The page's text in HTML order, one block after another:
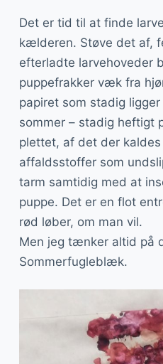
Det er tid til at finde
kælderen. Støve det af,
efterladte larvehoveder
puppefrakker væk fra
papiret som stadig
sommer – stadig heftigt
plettet, af det der kaldes
affaldsstoffer som
tarm samtidig med at
puppe. Det er en flot
rød løber, om man vil.
Men jeg tænker altid på
Sommerfugleblæk.